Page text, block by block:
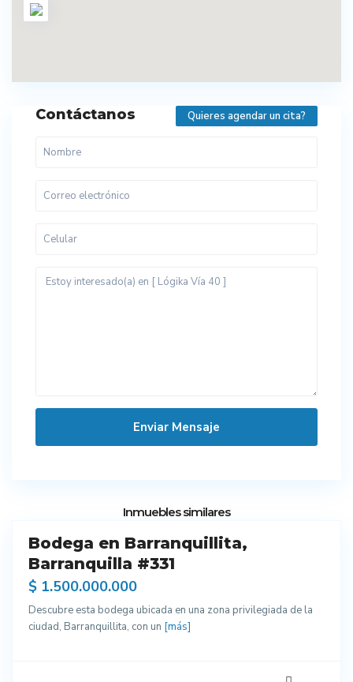
Contáctanos Quieres agendar un cita?
Inmuebles similares
Bodega en Barranquillita,
Barranquilla #331
$ 1.500.000.000
Descubre esta bodega ubicada en una zona privilegiada de la
ciudad, Barranquillita, con un [más]